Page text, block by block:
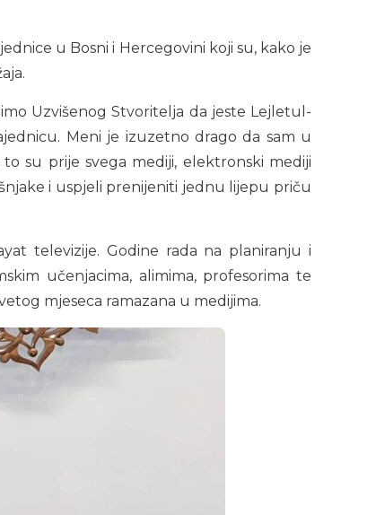
u Bosni i Hercegovini koji su, kako je
Uzvišenog Stvoritelja da jeste Lejletul-
Meni je izuzetno drago da sam u
su prije svega mediji, elektronski mediji
i uspjeli prenijeniti jednu lijepu priču
televizije. Godine rada na planiranju i
učenjacima, alimima, profesorima te
mjeseca ramazana u medijima.